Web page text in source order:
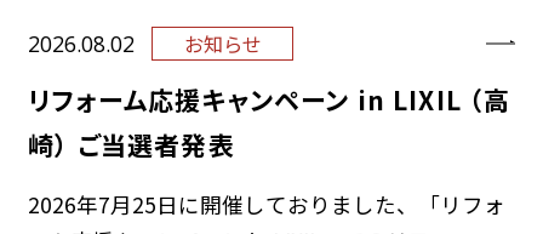
2026.08.02 お知らせ
リフォーム応援キャンペーン in LIXIL （高
崎） ご当選者発表
2026年7月25日に開催しておりました、「リフォ